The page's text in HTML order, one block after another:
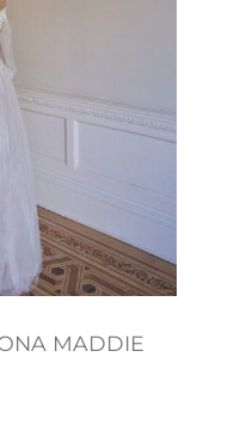
MADDIE